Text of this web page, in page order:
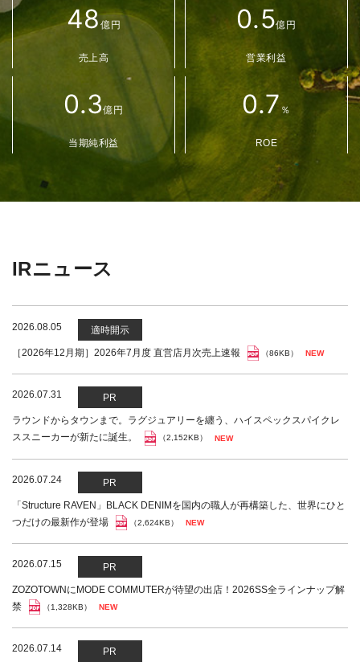
48億円
売上高
0.5億円
営業利益
0.3億円
当期純利益
0.7 ％
ROE
IRニュース
2026.08.05
適時開示
［2026年12月期］2026年7月度 直営店月次売上速報
（86KB）
2026.07.31
PR
ラウンドからタウンまで。ラグジュアリーを纏う、ハイスペックスパイクレ
ススニーカーが新たに誕生。
（2,152KB）
2026.07.24
PR
「Structure RAVEN」BLACK DENIMを国内の職人が再構築した、世界にひと
つだけの最新作が登場
（2,624KB）
2026.07.15
PR
ZOZOTOWNにMODE COMMUTERが待望の出店！2026SS全ラインナップ解
禁
（1,328KB）
2026.07.14 PR